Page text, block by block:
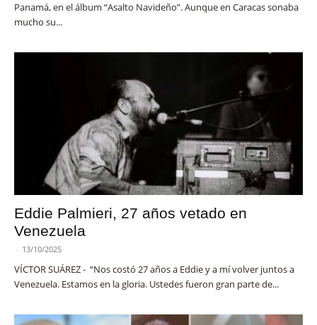
Panamá, en el álbum “Asalto Navideño”. Aunque en Caracas sonaba
mucho su...
Eddie Palmieri, 27 años vetado en
Venezuela
- 13/10/2025
VÍCTOR SUÁREZ - “Nos costó 27 años a Eddie y a mí volver juntos a
Venezuela. Estamos en la gloria. Ustedes fueron gran parte de...